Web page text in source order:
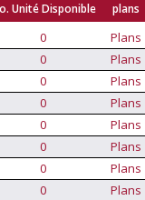
Unité Disponible plans
0
Plans
0
Plans
0
Plans
0
Plans
0
Plans
0
Plans
0
Plans
0
Plans